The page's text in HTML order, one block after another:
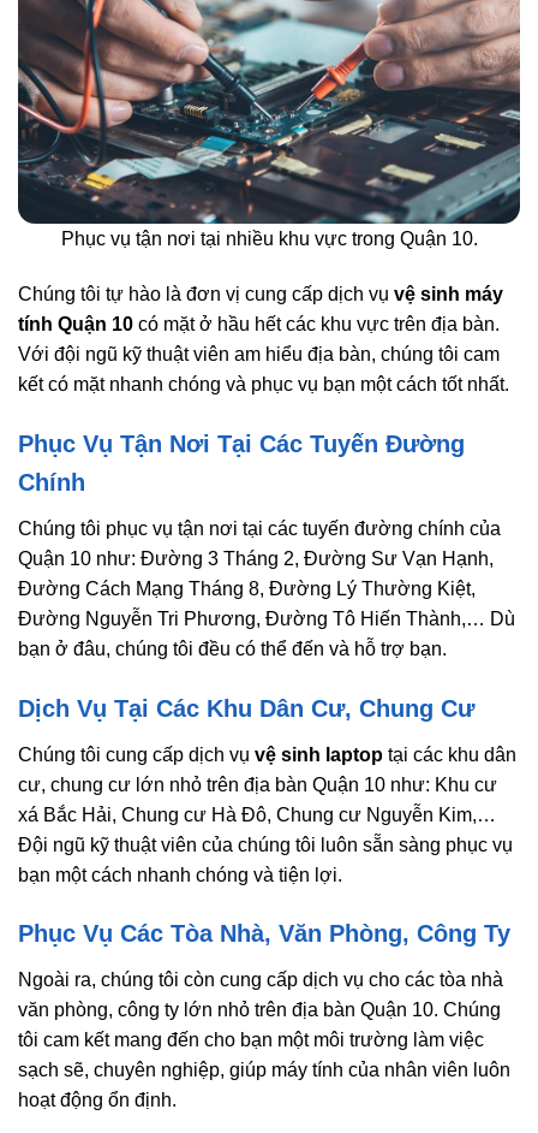
Phục vụ tận nơi tại nhiều khu vực trong Quận 10.
Chúng tôi tự hào là đơn vị cung cấp dịch vụ vệ sinh máy
tính Quận 10 có mặt ở hầu hết các khu vực trên địa bàn.
Với đội ngũ kỹ thuật viên am hiểu địa bàn, chúng tôi cam
kết có mặt nhanh chóng và phục vụ bạn một cách tốt nhất.
Phục Vụ Tận Nơi Tại Các Tuyến Đường
Chính
Chúng tôi phục vụ tận nơi tại các tuyến đường chính của
Quận 10 như: Đường 3 Tháng 2, Đường Sư Vạn Hạnh,
Đường Cách Mạng Tháng 8, Đường Lý Thường Kiệt,
Đường Nguyễn Tri Phương, Đường Tô Hiến Thành,… Dù
bạn ở đâu, chúng tôi đều có thể đến và hỗ trợ bạn.
Dịch Vụ Tại Các Khu Dân Cư, Chung Cư
Chúng tôi cung cấp dịch vụ vệ sinh laptop tại các khu dân
cư, chung cư lớn nhỏ trên địa bàn Quận 10 như: Khu cư
xá Bắc Hải, Chung cư Hà Đô, Chung cư Nguyễn Kim,…
Đội ngũ kỹ thuật viên của chúng tôi luôn sẵn sàng phục vụ
bạn một cách nhanh chóng và tiện lợi.
Phục Vụ Các Tòa Nhà, Văn Phòng, Công Ty
Ngoài ra, chúng tôi còn cung cấp dịch vụ cho các tòa nhà
văn phòng, công ty lớn nhỏ trên địa bàn Quận 10. Chúng
tôi cam kết mang đến cho bạn một môi trường làm việc
sạch sẽ, chuyên nghiệp, giúp máy tính của nhân viên luôn
hoạt động ổn định.